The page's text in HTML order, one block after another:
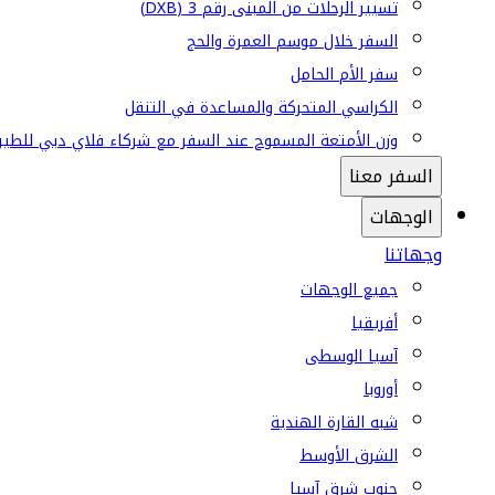
تسيير الرحلات من المبنى رقم 3 (DXB)
السفر خلال موسم العمرة والحج
سفر الأم الحامل
الكراسي المتحركة والمساعدة في التنقل
وزن الأمتعة المسموح عند السفر مع شركاء فلاي دبي
السفر معنا
الوجهات
وجهاتنا
جميع الوجهات
أفريقيا
آسيا الوسطى
أوروبا
شبه القارة الهندية
الشرق الأوسط
جنوب شرق آسيا